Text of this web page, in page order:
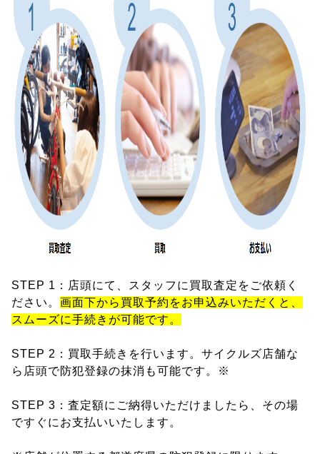
STEP 1：店頭にて、スタッフに買取査定をご依頼く
ださい。 画面下から買取予約をお申込みいただくと、
スムーズに手続きが可能です。
STEP 2：買取手続きを行います。サイクルズ店舗な
ら店頭で防犯登録の抹消も可能です。※
STEP 3：査定額にご納得いただけましたら、その場
ですぐにお支払いいたします。